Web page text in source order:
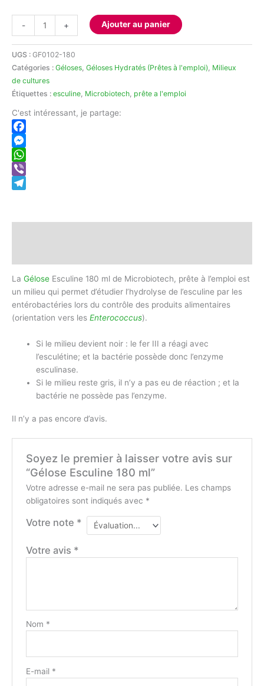
-
de
Gélose
Esculine
180
ml
+ Ajouter au panier
UGS : GF0102-180
Catégories : Géloses Géloses Hydratés (Prêtes à l'emploi) Milieux
de cultures
Étiquettes : esculine Microbiotech prête a l'emploi
C'est intéressant, je partage:
Facebook
Messenger
WhatsApp
Viber
La Gélose Esculine 180 ml de Microbiotech, prête à l’emploi est
un milieu qui permet d’étudier l’hydrolyse de l’esculine par les
entérobactéries lors du contrôle des produits alimentaires
(orientation vers les Enterococcus).
Si le milieu devient noir : le fer III a réagi avec
l’esculétine; et la bactérie possède donc l’enzyme
esculinase.
Si le milieu reste gris, il n’y a pas eu de réaction ; et la
bactérie ne possède pas l’enzyme.
Il n’y a pas encore d’avis.
Soyez le premier à laisser votre avis sur
“Gélose Esculine 180 ml”
Votre adresse e-mail ne sera pas publiée. Les champs
obligatoires sont indiqués avec *
Votre note *
Votre avis *
Nom *
E-mail *